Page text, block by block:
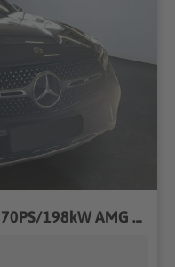
Mercedes-Benz GLC 300 d 270PS/198kW AMG Line 9G-Tronic 4Matic 2026 +AHK +Fahren Assistent Paket +Distronic Plus 198kW (269PS), Autom. 9-Gang, Allrad